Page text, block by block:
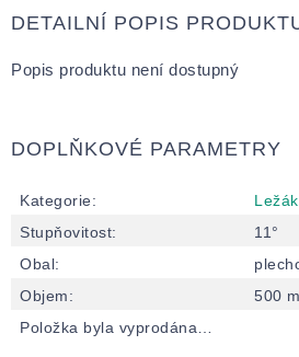
DETAILNÍ POPIS
Popis produktu není dostupný
DOPLŇKOVÉ PARAMETRY
Kategorie:
Stupňovitost:
11°
Obal:
Objem:
500
Položka byla vyprodána…